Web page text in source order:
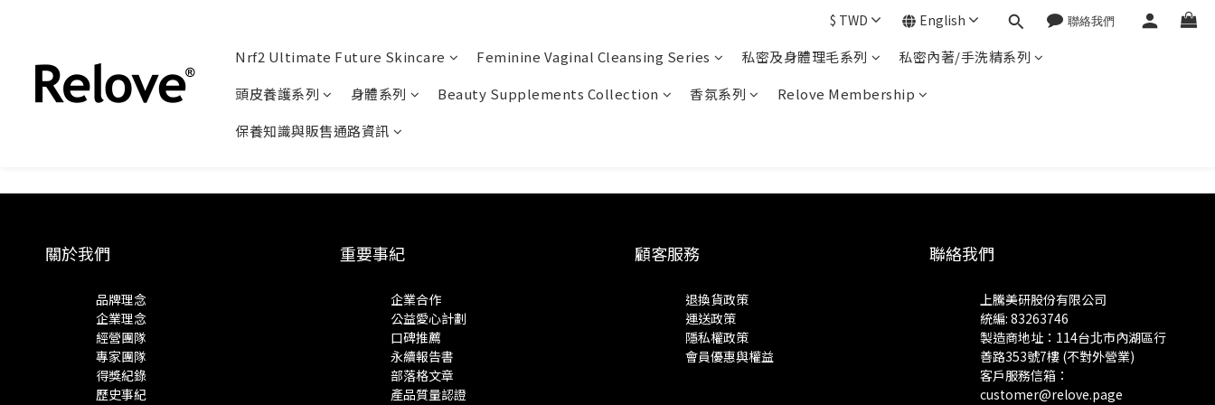
Nrf2 Ultimate Future Skincare Feminine Vaginal Cleansing Series 私密及身體理毛系列
私密內著/手洗精系列
頭皮養護系列
身體系列 Beauty Supplements Collection 香氛系列
Relove Membership
保養知識與販售通路資訊
$ TWD English
關於我們
品牌理念
企業理念
經營團隊
專家團隊
得獎紀錄
歷史事紀
重要事紀
企業合作
公益愛心計劃
口碑推薦
永續報告書
部落格文章
產品質量認證
顧客服務
退換貨政策
運送政策
隱私權政策
會員優惠與權益
聯絡我們
上騰美研股份有限公司
統編: 83263746
製造商地址：114台北市內湖區行
善路353號7樓 (不對外營業)
客戶服務信箱：
customer@relove.page